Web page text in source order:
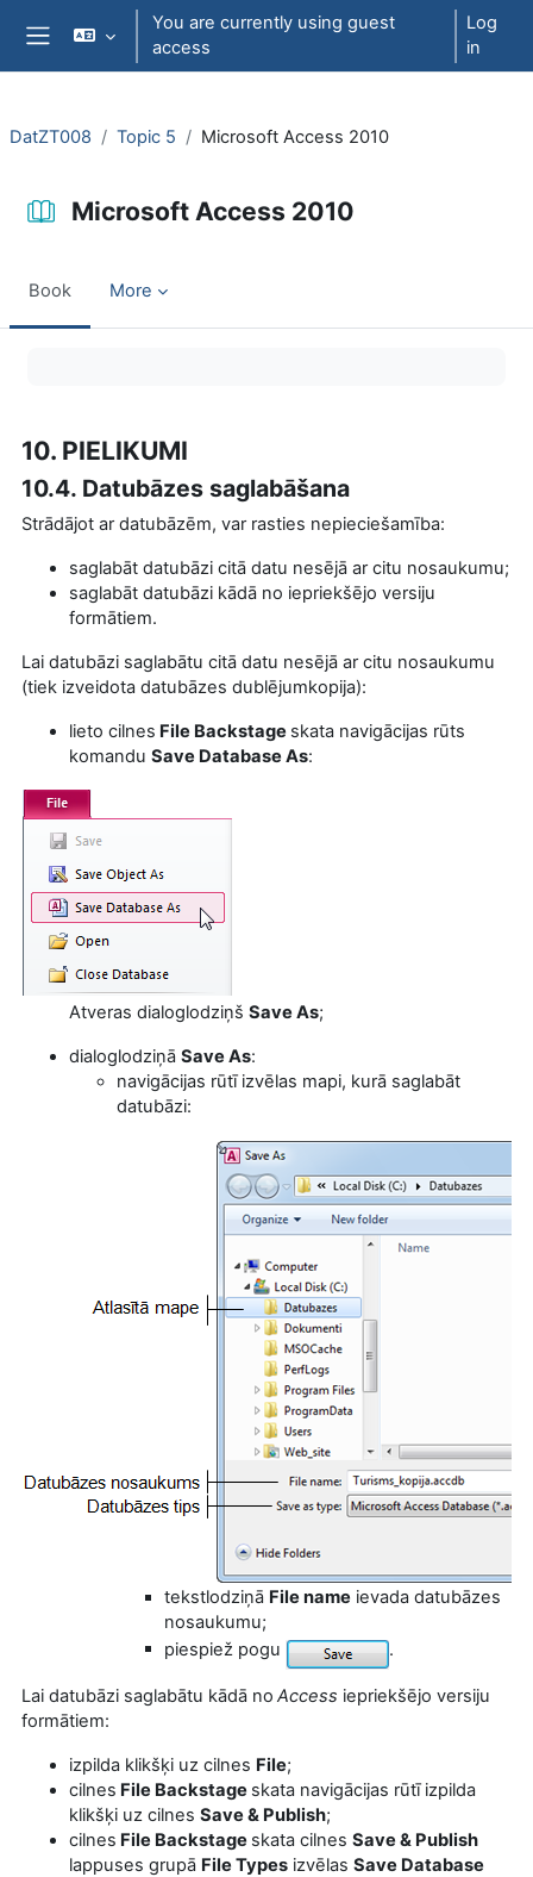
Skip to main content
You are currently using guest
access
Log
in
DatZT008 Topic 5 Microsoft Access 2010
Microsoft Access 2010
Book More
10. PIELIKUMI
10.4. Datubāzes saglabāšana
Strādājot ar datubāzēm, var rasties nepieciešamība:
saglabāt datubāzi citā datu nesējā ar citu nosaukumu;
saglabāt datubāzi kādā no iepriekšējo versiju
formātiem.
Lai datubāzi saglabātu citā datu nesējā ar citu nosaukumu
(tiek izveidota datubāzes dublējumkopija):
lieto cilnes File Backstage skata navigācijas rūts
komandu Save Database As:
Atveras dialoglodziņš Save As;
dialoglodziņā Save As:
navigācijas rūtī izvēlas mapi, kurā saglabāt
datubāzi:
tekstlodziņā File name ievada datubāzes
nosaukumu;
piespiež pogu
.
Lai datubāzi saglabātu kādā no Access iepriekšējo versiju
formātiem:
izpilda klikšķi uz cilnes File;
cilnes File Backstage skata navigācijas rūtīizpilda
klikšķi uz cilnes Save & Publish;
cilnes File Backstage skata cilnes Save & Publish
lappuses grupā File Types izvēlas Save Database